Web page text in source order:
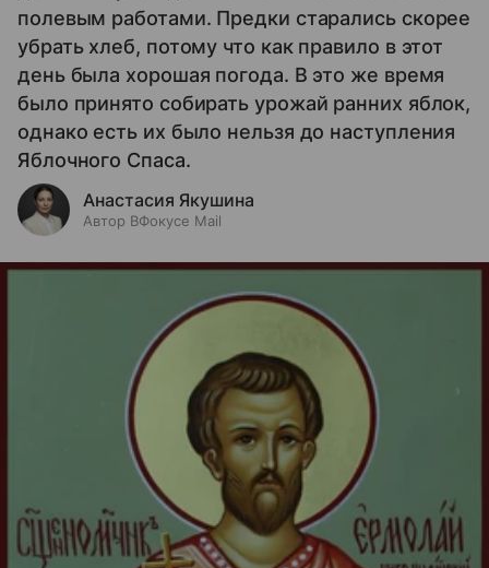
полевым работами. Предки старались скорее
убрать хлеб, потому что как правило в этот
день была хорошая погода. В это же время
было принято собирать урожай ранних яблок,
однако есть их было нельзя до наступления
Яблочного Спаса.
Анастасия Якушина
Автор ВФокусе Mail